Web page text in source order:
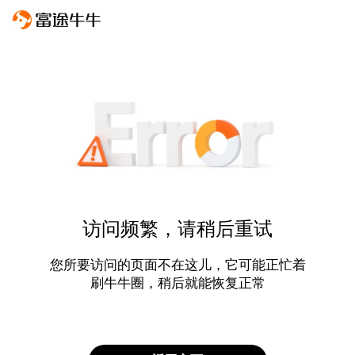
访问频繁，请稍后重试
您所要访问的页面不在这儿，它可能正忙着
刷牛牛圈，稍后就能恢复正常